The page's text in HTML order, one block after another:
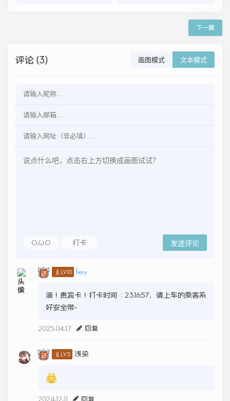
下一篇
评论 (3) 画图模式 文本模式
OωO 打卡 发送评论
♙LV.10 hary
滴！贵宾卡！打卡时间：23:16:57，请上车的乘客系
好安全带~
2025-04-17 回复
♙LV.5 浅染
2024-12-11 回复